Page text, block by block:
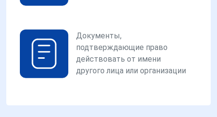
Документы,
подтверждающие право
действовать от имени
другого лица или организации